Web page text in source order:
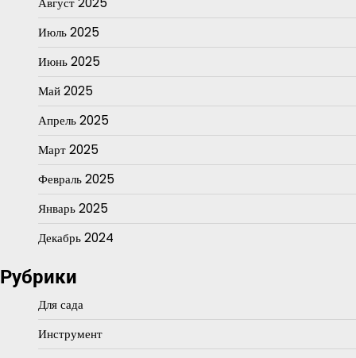
Июль 2025
Июнь 2025
Май 2025
Апрель 2025
Март 2025
Февраль 2025
Январь 2025
Декабрь 2024
Рубрики
Для сада
Инструмент